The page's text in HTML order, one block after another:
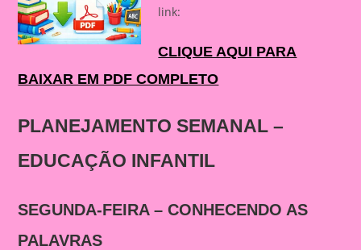
link:
CLIQUE AQUI PARA
BAIXAR EM PDF COMPLETO
PLANEJAMENTO SEMANAL –
EDUCAÇÃO INFANTIL
SEGUNDA-FEIRA – CONHECENDO AS
PALAVRAS